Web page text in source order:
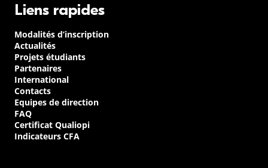
Liens rapides
Modalités d’inscription
Actualités
Projets étudiants
Partenaires
International
Contacts
Equipes de direction
FAQ
Certificat Qualiopi
Indicateurs CFA